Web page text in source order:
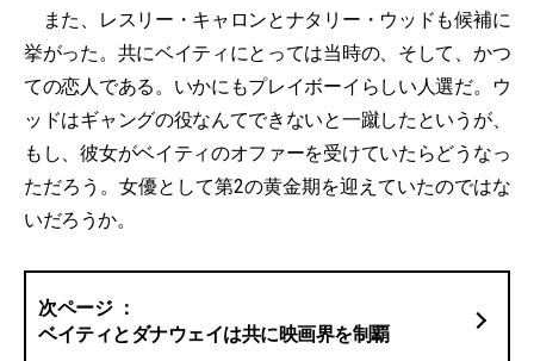
また、レスリー・キャロンとナタリー・ウッドも候補に
挙がった。共にベイティにとっては当時の、そして、かつ
ての恋人である。いかにもプレイボーイらしい人選だ。ウ
ッドはギャングの役なんてできないと一蹴したというが、
もし、彼女がベイティのオファーを受けていたらどうなっ
ただろう。女優として第2の黄金期を迎えていたのではな
いだろうか。
ベイティとダナウェイは共に映画界を制覇